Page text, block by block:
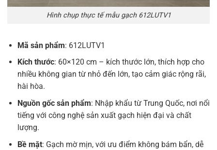
Hình chụp thực tế mẫu gạch 612LUTV1
Mã sản phẩm: 612LUTV1
Kích thước: 60×120 cm – kích thước lớn, thích hợp cho
nhiều không gian từ nhỏ đến lớn, tạo cảm giác rộng rãi,
hài hòa.
Nguồn gốc sản phẩm: Nhập khẩu từ Trung Quốc, nơi nổi
tiếng với công nghệ sản xuất gạch hiện đại và chất
lượng.
Bề mặt: Gạch mờ mịn, với ưu điểm không bám bẩn, dễ